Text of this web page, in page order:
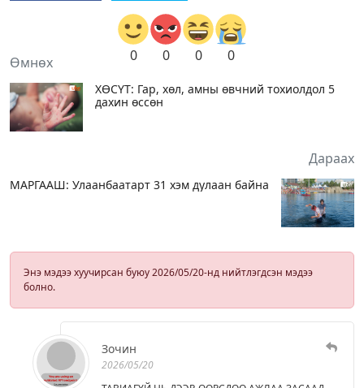
0 0 0 0
Өмнөх
ХӨСҮТ: Гар, хөл, амны өвчний тохиолдол 5
дахин өссөн
Дараах
МАРГААШ: Улаанбаатарт 31 хэм дулаан байна
Энэ мэдээ хуучирсан буюу 2026/05/20-нд нийтлэгдсэн мэдээ
болно.
Зочин
2026/05/20